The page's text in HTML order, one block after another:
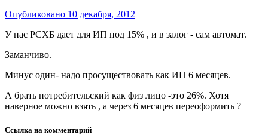
Опубликовано 10 декабря, 2012
У нас РСХБ дает для ИП под 15% , и в залог - сам автомат.
Заманчиво.
Минус один- надо просуществовать как ИП 6 месяцев.
А брать потребительский как физ лицо -это 26%. Хотя
наверное можно взять , а через 6 месяцев переоформить ?
Ссылка на комментарий